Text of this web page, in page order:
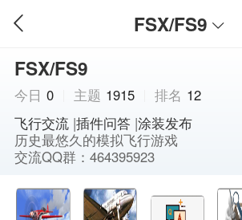
FSX/FS9
FSX/FS9
今日 0 主题 1915 排名 12
飞行交流|插件问答|涂装发布
历史最悠久的模拟飞行游戏
交流QQ群：464395923
飞行交流区 FS9 交流区